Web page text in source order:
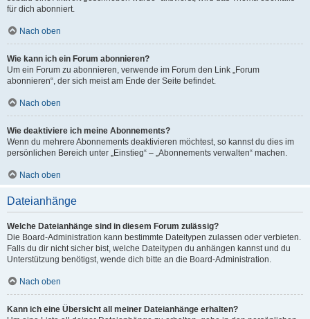
für dich abonniert.
Nach oben
Wie kann ich ein Forum abonnieren?
Um ein Forum zu abonnieren, verwende im Forum den Link „Forum
abonnieren“, der sich meist am Ende der Seite befindet.
Nach oben
Wie deaktiviere ich meine Abonnements?
Wenn du mehrere Abonnements deaktivieren möchtest, so kannst du dies im
persönlichen Bereich unter „Einstieg“ – „Abonnements verwalten“ machen.
Nach oben
Dateianhänge
Welche Dateianhänge sind in diesem Forum zulässig?
Die Board-Administration kann bestimmte Dateitypen zulassen oder verbieten.
Falls du dir nicht sicher bist, welche Dateitypen du anhängen kannst und du
Unterstützung benötigst, wende dich bitte an die Board-Administration.
Nach oben
Kann ich eine Übersicht all meiner Dateianhänge erhalten?